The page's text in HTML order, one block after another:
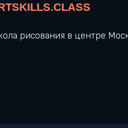
рисования в центре